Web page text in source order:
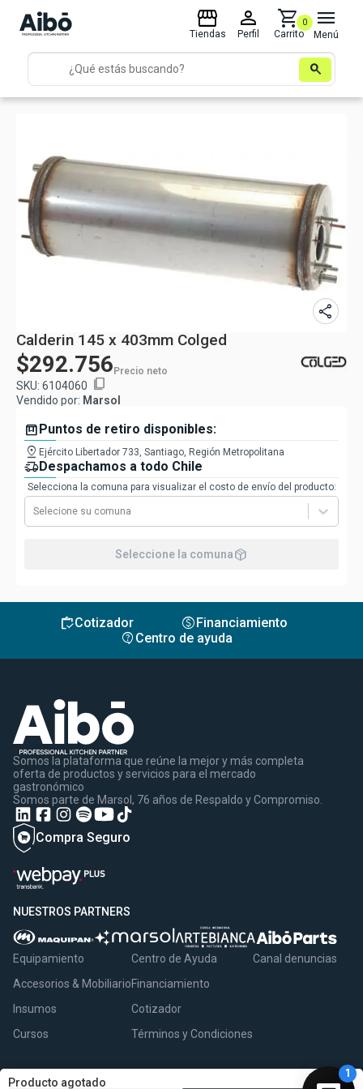
search
storefront
Tiendas
person
Perfil
shopping_cart
Carrito
0 menu
Menú
share
Calderin 145 x 403mm Colged
$292.756 Precio neto
SKU: 6104060 content_copy
Vendido por: Marsol
Producto agotado
boxPuntos de retiro disponibles:
pin_drop Ejército Libertador 733, Santiago, Región Metropolitana
delivery_truck_speedDespachamos a todo Chile
Selecciona la comuna para visualizar el costo de envío del producto:
Selecione su comuna
Seleccione la comunapackage_2
inventoryCotizador monetization_onFinanciamiento
contact_support Centro de ayuda
Somos la plataforma que reúne la mejor y más completa
oferta de productos y servicios para el mercado
gastronómico
Somos parte de Marsol, 76 años de Respaldo y Compromiso.
Compra Seguro
NUESTROS PARTNERS
Equipamiento
Accesorios & Mobiliario
Insumos
Cursos
Centro de Ayuda
Financiamiento
Cotizador
Términos y Condiciones
Canal denuncias